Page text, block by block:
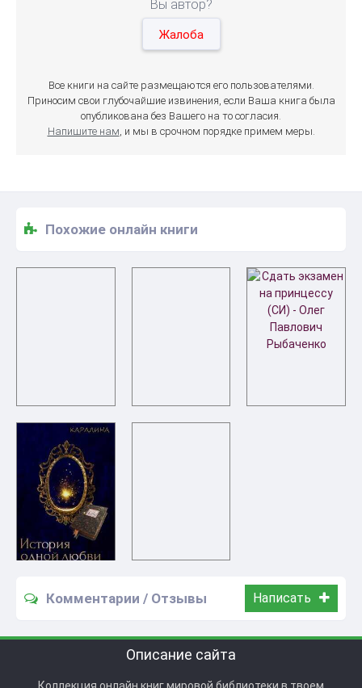
Вы автор?
Жалоба
Все книги на сайте размещаются его пользователями.
Приносим свои глубочайшие извинения, если Ваша книга была
опубликована без Вашего на то согласия.
Напишите нам, и мы в срочном порядке примем меры.
Похожие онлайн книги
Комментарии / Отзывы Написать
Описание сайта